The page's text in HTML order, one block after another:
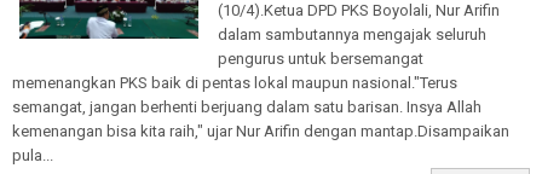
(10/4).Ketua DPD PKS Boyolali, Nur Arifin
dalam sambutannya mengajak seluruh
pengurus untuk bersemangat
memenangkan PKS baik di pentas lokal maupun nasional."Terus
semangat, jangan berhenti berjuang dalam satu barisan. Insya Allah
kemenangan bisa kita raih," ujar Nur Arifin dengan mantap.Disampaikan
pula...